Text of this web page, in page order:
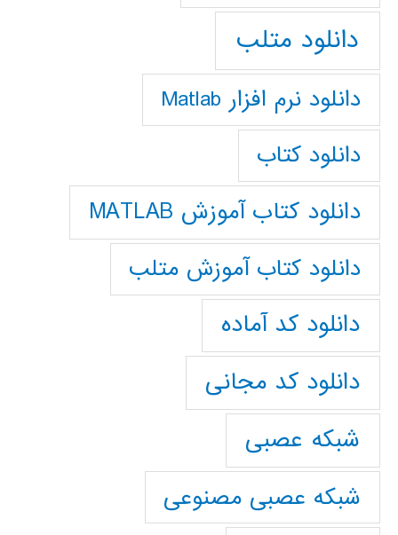
دانلود متلب
دانلود نرم افزار Matlab
دانلود کتاب
دانلود کتاب آموزش MATLAB
دانلود کتاب آموزش متلب
دانلود کد آماده
دانلود کد مجانی
شبکه عصبی
شبکه عصبی مصنوعی